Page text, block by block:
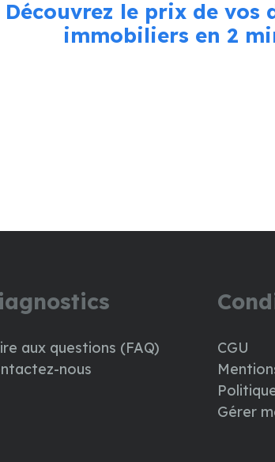
Découvrez le prix de vos
immobiliers en 2
aux questions (FAQ)
nous
CGU
Gérer